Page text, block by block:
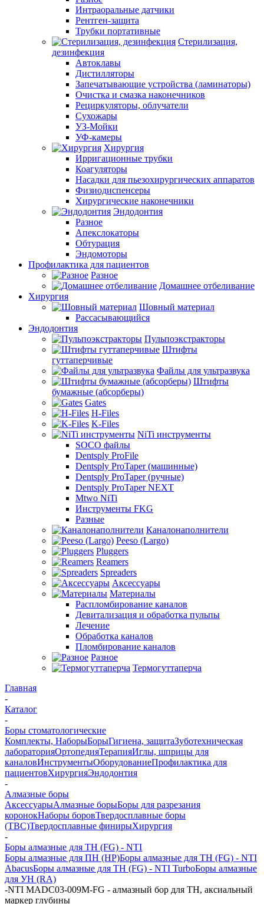
Интраоральные датчики
Рентген-защита
Трубки портативные
Стерилизация,
дезинфекция
Автоклавы
Дистилляторы
Запечатывающие устройства (ламинаторы)
Очистка и смазка наконечников
Рециркуляторы, облучатели
Сухожары
УЗ-Мойки
УФ-камеры
Хирургия
Ирригационные трубки
Коагуляторы
Насадки для пьезохирургических аппаратов
Физиодиспенсеры
Хирургические наконечники
Эндодонтия
Разное
Апекслокаторы
Обтурация
Эндомоторы
Профилактика для пациентов
Разное
Домашнее отбеливание
Хирургия
Шовный материал
Рассасывающийся
Эндодонтия
Пульпоэкстракторы
Штифты
гуттаперчивые
Файлы для ультразвука
Штифты
бумажные (абсорберы)
Gates
H-Files
K-Files
NiTi инструменты
SOCO файлы
Dentsply ProFile
Dentsply ProTaper (машинные)
Dentsply ProTaper (ручные)
Dentsply ProTaper NEXT
Mtwo NiTi
Инструменты FKG
Разные
Каналонаполнители
Peeso (Largo)
Pluggers
Reamers
Spreaders
Аксессуары
Материалы
Распломбирование каналов
Девитализация и обработка пульпы
Лечение
Обработка каналов
Пломбирование каналов
Разное
Термогуттаперча
Главная
-
Каталог
-
Боры стоматологические
Комплекты, НаборыБорыГигиена, защитаЗуботехническая
лабораторияОртопедияТерапияИглы, шприцы для
каналовИнструментыОборудованиеПрофилактика для
пациентовХирургияЭндодонтия
-
Алмазные боры
АксессуарыАлмазные борыБоры для разрезания
коронокНаборы боровТвердосплавные боры
(ТВС)Твердосплавные финирыХирургия
-
Боры алмазные для ТН (FG) - NTI
Боры алмазные для ПН (HP)Боры алмазные для ТН (FG) - NTI
AbacusБоры алмазные для ТН (FG) - NTI TurboБоры алмазные
для УН (RA)
-NTI MADC03-009M-FG - алмазный бор для ТН, аксиальный
маркер глубины